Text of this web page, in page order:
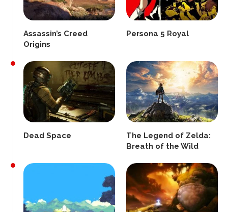
Assassin’s Creed
Origins
Persona 5 Royal
Dead Space
The Legend of Zelda:
Breath of the Wild